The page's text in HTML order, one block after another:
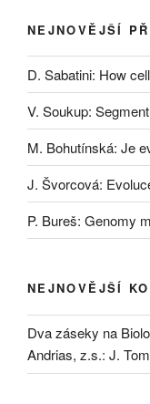
NEJNOVĚJŠÍ
D. Sabatini: How
V. Soukup:
M. Bohutínská: Je
J. Švorcová:
P. Bureš: Genomy
NEJNOVĚJŠÍ
Dva záseky na
Andrias, z.s.: J.